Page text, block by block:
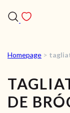
Homepage >
DE